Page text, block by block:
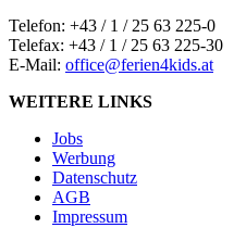
Telefon: +43 / 1 / 25 63 225-0
Telefax: +43 / 1 / 25 63 225-30
E-Mail: office@ferien4kids.at
WEITERE LINKS
Jobs
Werbung
Datenschutz
AGB
Impressum